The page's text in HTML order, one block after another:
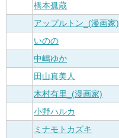
橋本孤蔵
アップルトン_(漫画家)
いのの
中嶋ゆか
田山真美人
木村有里_(漫画家)
小野ハルカ
ミナモトカズキ